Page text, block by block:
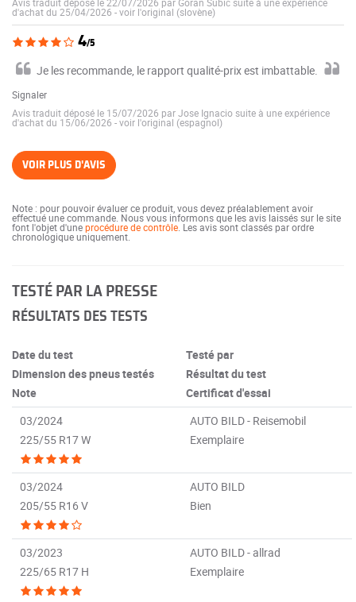
d'achat du 25/04/2026 -voir l'original (slovène)
4/5
Je les recommande, le rapport qualité-prix est imbattable.
Signaler
Avis traduit déposé le 15/07/2026 par Jose Ignacio suite à une expérience
d'achat du 15/06/2026 -voir l'original (espagnol)
VOIR PLUS D'AVIS
Note : pour pouvoir évaluer ce produit, vous devez préalablement avoir
effectué une commande. Nous vous informons que les avis laissés sur le site
font l'objet d'uneprocédure de contrôle . Les avis sont classés par ordre
chronologique uniquement.
TESTÉ PAR LA PRESSE
RÉSULTATS DES TESTS
Date du test
Testé par
Dimension des pneus testés
Résultat du test
Note
Certificat d'essai
03/2024
AUTO BILD - Reisemobil
225/55 R17 W
Exemplaire
03/2024
AUTO BILD
205/55 R16 V
Bien
03/2023
AUTO BILD - allrad
225/65 R17 H
Exemplaire